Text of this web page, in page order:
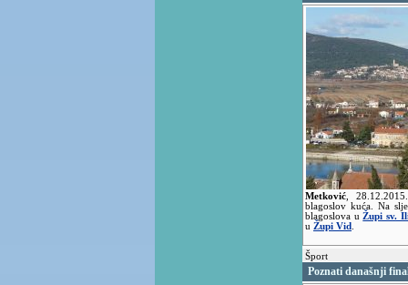
Metković ,
blagoslov kuća. Na
blagoslova uŽupi sv.
u Župi Vid
Šport
Poznati današnji